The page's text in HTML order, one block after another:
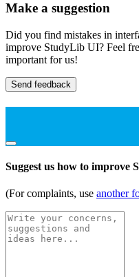
Make a suggestion
Did you find mistakes in
improve StudyLib UI? Feel
important for us!
Send feedback
Suggest us how to improve
(For complaints, use another